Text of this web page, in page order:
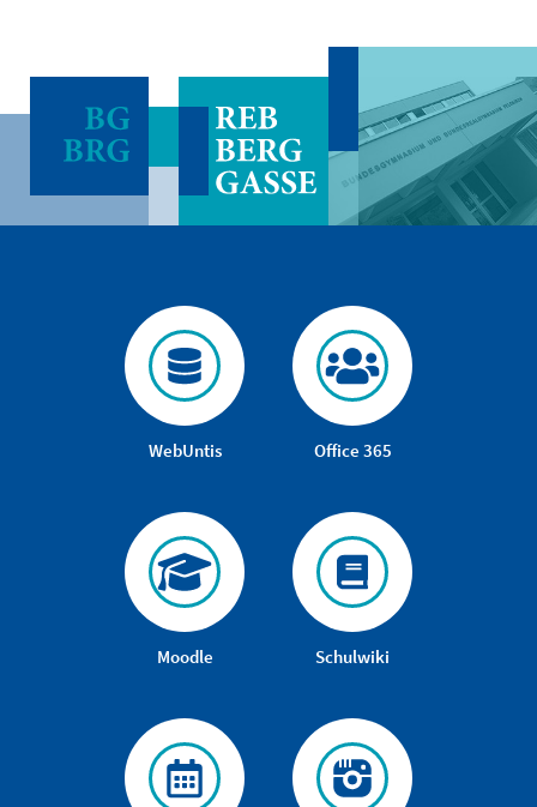
WebUntis Office 365
Moodle Schulwiki